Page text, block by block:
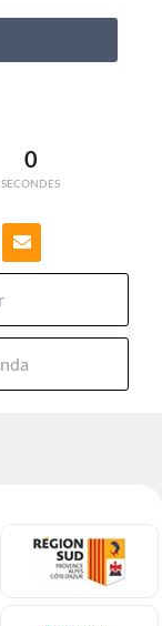
0
SECONDES